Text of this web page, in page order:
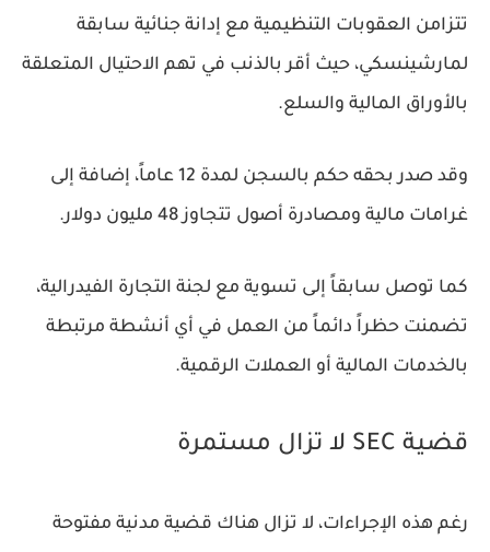
تتزامن العقوبات التنظيمية مع إدانة جنائية سابقة
لمارشينسكي، حيث أقر بالذنب في تهم الاحتيال المتعلقة
بالأوراق المالية والسلع.
وقد صدر بحقه حكم بالسجن لمدة 12 عاماً، إضافة إلى
غرامات مالية ومصادرة أصول تتجاوز 48 مليون دولار.
كما توصل سابقاً إلى تسوية مع لجنة التجارة الفيدرالية،
تضمنت حظراً دائماً من العمل في أي أنشطة مرتبطة
بالخدمات المالية أو العملات الرقمية.
قضية SEC لا تزال مستمرة
رغم هذه الإجراءات، لا تزال هناك قضية مدنية مفتوحة